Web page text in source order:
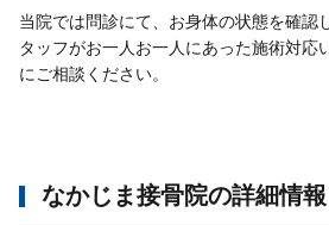
当院では問診にて、お身体の状態を確認
タッフがお一人お一人にあった施術対応
にご相談ください。
なかじま接骨院の詳細情報